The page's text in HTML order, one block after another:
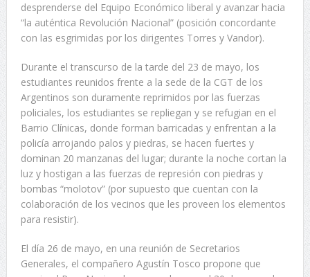
desprenderse del Equipo Económico liberal y avanzar hacia
“la auténtica Revolución Nacional” (posición concordante
con las esgrimidas por los dirigentes Torres y Vandor).
Durante el transcurso de la tarde del 23 de mayo, los
estudiantes reunidos frente a la sede de la CGT de los
Argentinos son duramente reprimidos por las fuerzas
policiales, los estudiantes se repliegan y se refugian en el
Barrio Clínicas, donde forman barricadas y enfrentan a la
policía arrojando palos y piedras, se hacen fuertes y
dominan 20 manzanas del lugar; durante la noche cortan la
luz y hostigan a las fuerzas de represión con piedras y
bombas “molotov” (por supuesto que cuentan con la
colaboración de los vecinos que les proveen los elementos
para resistir).
El día 26 de mayo, en una reunión de Secretarios
Generales, el compañero Agustín Tosco propone que